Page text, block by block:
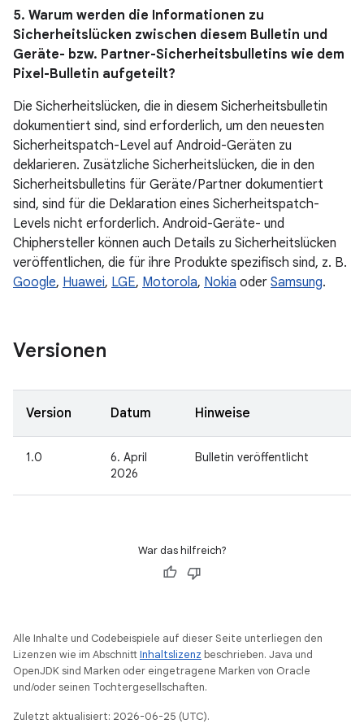
5. Warum werden die Informationen zu
Sicherheitslücken zwischen diesem Bulletin und
Geräte- bzw. Partner-Sicherheitsbulletins wie dem
Pixel-Bulletin aufgeteilt?
Die Sicherheitslücken, die in diesem Sicherheitsbulletin
dokumentiert sind, sind erforderlich, um den neuesten
Sicherheitspatch-Level auf Android-Geräten zu
deklarieren. Zusätzliche Sicherheitslücken, die in den
Sicherheitsbulletins für Geräte / Partner dokumentiert
sind, sind für die Deklaration eines Sicherheitspatch-
Levels nicht erforderlich. Android-Geräte- und
Chiphersteller können auch Details zu Sicherheitslücken
veröffentlichen, die für ihre Produkte spezifisch sind, z. B.
Google, Huawei, LGE, Motorola, Nokia oder Samsung.
Versionen
Version Datum Hinweise
1.0
6. April
2026
Bulletin veröffentlicht
War das hilfreich?
Alle Inhalte und Codebeispiele auf dieser Seite unterliegen den
Lizenzen wie im AbschnittInhaltslizenz beschrieben. Java und
OpenJDK sind Marken oder eingetragene Marken von Oracle
und/oder seinen Tochtergesellschaften.
Zuletzt aktualisiert: 2026-06-25 (UTC).